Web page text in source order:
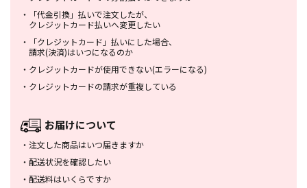
・
「代金引換」払いで注文したが、
クレジットカード払いへ変更したい
・
「クレジットカード」払いにした場合、
請求(決済)はいつになるのか
・ クレジットカードが使用できない(エラーになる)
・ クレジットカードの請求が重複している
お届けについて
・ 注文した商品はいつ届きますか
・ 配送状況を確認したい
・ 配送料はいくらですか